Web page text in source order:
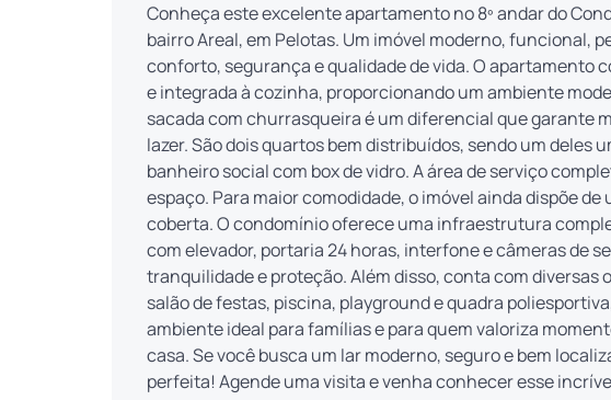
Conheça este excelente apartamento no 8º andar do
bairro Areal, em Pelotas. Um imóvel moderno, funcional,
conforto, segurança e qualidade de vida. O apartamento
e integrada à cozinha, proporcionando um ambiente
sacada com churrasqueira é um diferencial que garante
lazer. São dois quartos bem distribuídos, sendo um deles
banheiro social com box de vidro. A área de serviço
espaço. Para maior comodidade, o imóvel ainda dispõe de
coberta. O condomínio oferece uma infraestrutura
com elevador, portaria 24 horas, interfone e câmeras de
tranquilidade e proteção. Além disso, conta com diversas
salão de festas, piscina, playground e quadra
ambiente ideal para famílias e para quem valoriza
casa. Se você busca um lar moderno, seguro e bem
perfeita! Agende uma visita e venha conhecer esse